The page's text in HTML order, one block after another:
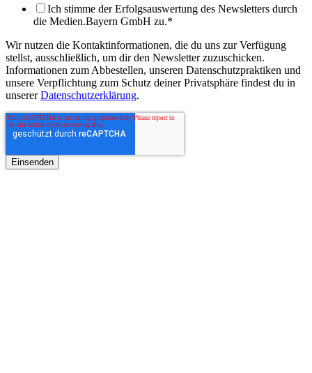
Ich stimme der Erfolgsauswertung des Newsletters durch
die Medien.Bayern GmbH zu.*
Wir nutzen die Kontaktinformationen, die du uns zur Verfügung
stellst, ausschließlich, um dir den Newsletter zuzuschicken.
Informationen zum Abbestellen, unseren Datenschutzpraktiken und
unsere Verpflichtung zum Schutz deiner Privatsphäre findest du in
unsererDatenschutzerklärung.